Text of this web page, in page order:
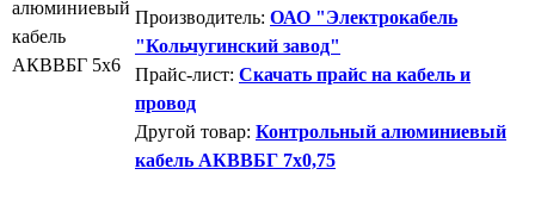
Производитель: ОАО "Электрокабель
"Кольчугинский завод"
Прайс-лист: Скачать прайс на кабель и
провод
Другой товар: Контрольный алюминиевый
кабель АКВВБГ 7х0,75